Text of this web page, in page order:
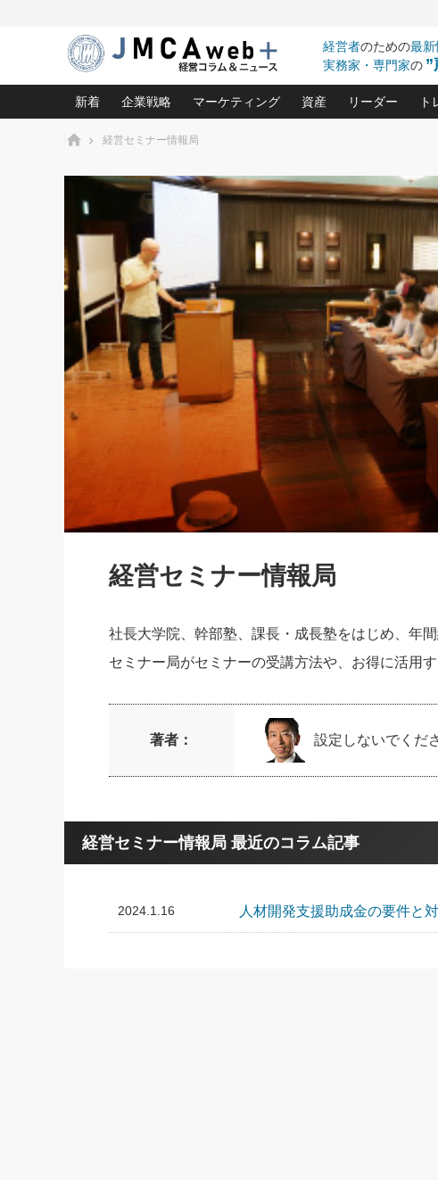
経営者のための最新
実務家・専門家の ”
新着
2026.08.7
相談15：銀行がやたらと固定金
利を勧めてきます！やはり固定
がよいのでしょうか！
2026.08.7
第153回「内需企業があっとい
う間にグローバル成長企業に」
FOOD & LIFE COMPANIES
企業戦略
中小企業の「１位づくり」戦略(96)
利益を最大化する「業務改善」横田尚哉氏(5)
強い会社を築く ビジネス・クリニック(240)
日本レーザー「人を大切にしながら利益を上げる経営
(3)
武器としてのM&A入門(3)
社長のための“儲かる通販”戦略視点(151)
継続経営 百話百行(85)
野田久美子 香港ビジネス成功法(10)
マーケティング
ネット戦略成功の秘訣 圧倒的に儲かる仕
ビジネスを一瞬で制する！一流グローバ
る“社長の戦略印象リスクマネジメント”(9)
ロングセラーの玉手箱(9)
大復活＆快進撃！ユニバーサルスタジオ
は(5)
最高の自分を表現する 成功イメージ戦略
酒井光雄 成功事例に学ぶ繁栄企業のブラ
資産
あなたの会社と資産を
どうなる金融業界(39)
中国経済の最新動向
事業承継の前に、決め
きたいコト(12)
会社と社長のための
深読み企業分析(153)
リーダー
オンリーワン
ビジネスリー
ピョートル・
指導者たる
朝礼・会議で
楠木建の「経
次もあなたに
社長の口ぐせ
社長の右腕を
酒井英之の社
ト
ホーム 経営セミナー情報局
経営セミナー情報局
社長大学院、幹部塾、課長・成長塾をはじめ、年
セミナー局がセミナーの受講方法や、お得に活用
著者： 設定しないでくだ
経営セミナー情報局 最近のコラム記事
2024.1.16 人材開発支援助成金の要件と